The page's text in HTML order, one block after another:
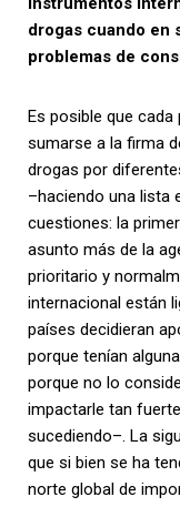
drogas cuando en
problemas de
Es posible que
sumarse a la firma
drogas por
–haciendo una lista
cuestiones: la
asunto más de la
prioritario y
internacional están
países decidieran
porque tenían
porque no lo
impactarle tan
sucediendo–. La
que si bien se ha
norte global de